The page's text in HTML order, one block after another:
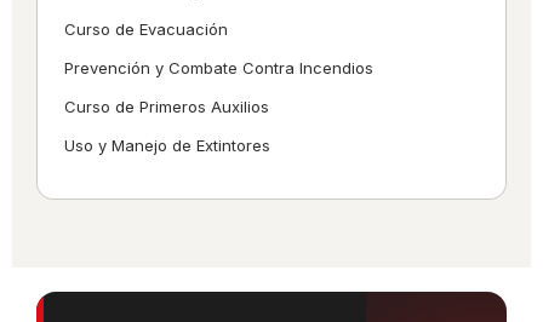
Curso de Evacuación
Prevención y Combate Contra Incendios
Curso de Primeros Auxilios
Uso y Manejo de Extintores